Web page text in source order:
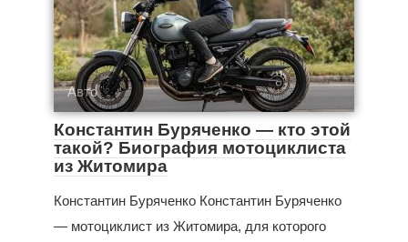
Авто
Константин Буряченко — кто этой
такой? Биография мотоциклиста
из Житомира
Константин Буряченко Константин Буряченко
— мотоциклист из Житомира, для которого